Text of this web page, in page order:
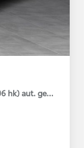
hk) aut. gear AWD-i